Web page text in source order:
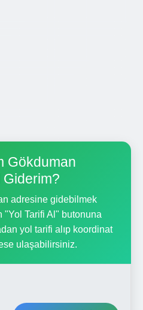
Gökduman
Giderim?
adresine gidebilmek
"Yol Tarifi Al" butonuna
yol tarifi alıp koordinat
ulaşabilirsiniz.